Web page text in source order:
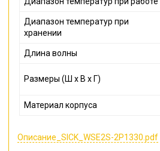
Диапазон температур при
хранении
Длина волны
Размеры (Ш x В x Г)
Материал корпуса
Описание_SICK_WSE2S-2P1330.pdf